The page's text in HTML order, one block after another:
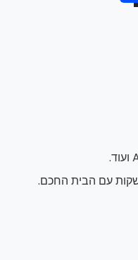
עם הבית החכם.